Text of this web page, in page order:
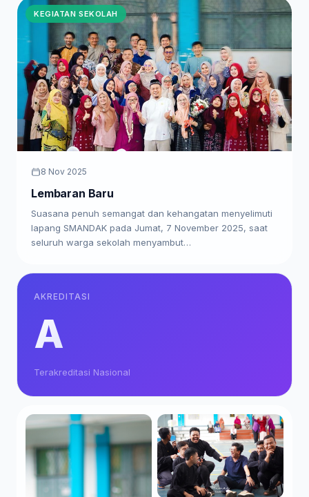
KEGIATAN SEKOLAH
8 Nov 2025
Lembaran Baru
Suasana penuh semangat dan kehangatan menyelimuti
lapang SMANDAK pada Jumat, 7 November 2025, saat
seluruh warga sekolah menyambut…
AKREDITASI
A
Terakreditasi Nasional